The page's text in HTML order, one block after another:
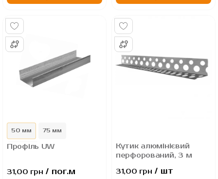
50 мм 75 мм
100 мм
Профіль UW
31,00 грн / пог.м
Кутик алюмінієвий
перфорований, 3 м
31,00 грн / шт